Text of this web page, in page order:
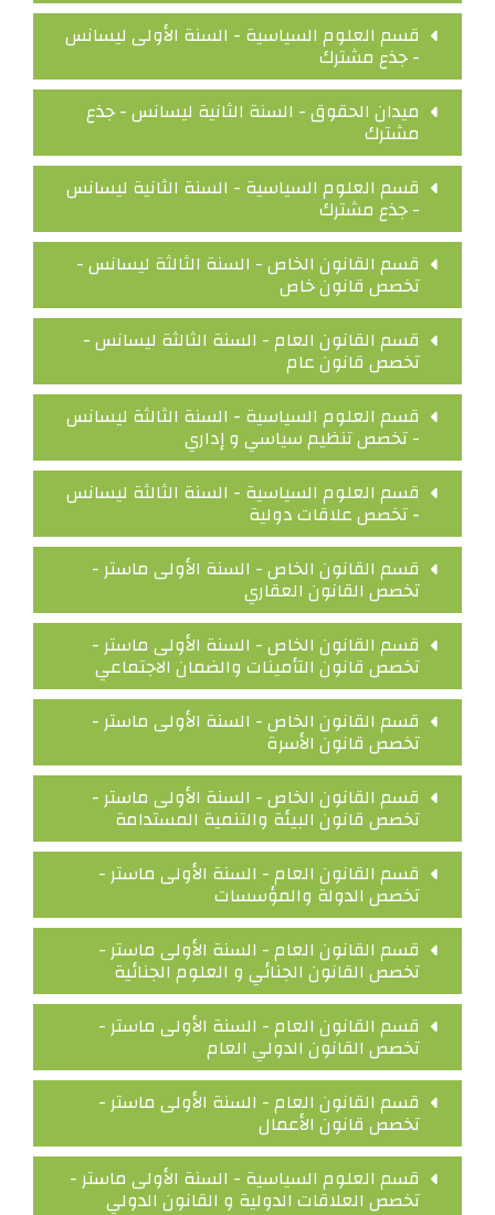
قسم العلوم السياسية - السنة الأولى ليسانس
- جذع مشترك
ميدان الحقوق - السنة الثانية ليسانس - جذع
مشترك
قسم العلوم السياسية - السنة الثانية ليسانس
- جذع مشترك
قسم القانون الخاص - السنة الثالثة ليسانس -
تخصص قانون خاص
قسم القانون العام - السنة الثالثة ليسانس -
تخصص قانون عام
قسم العلوم السياسية - السنة الثالثة ليسانس
- تخصص تنظيم سياسي و إداري
قسم العلوم السياسية - السنة الثالثة ليسانس
- تخصص علاقات دولية
قسم القانون الخاص - السنة الأولى ماستر -
تخصص القانون العقاري
قسم القانون الخاص - السنة الأولى ماستر -
تخصص قانون التأمينات والضمان الاجتماعي
قسم القانون الخاص - السنة الأولى ماستر -
تخصص قانون الأسرة
قسم القانون الخاص - السنة الأولى ماستر -
تخصص قانون البيئة والتنمية المستدامة
قسم القانون العام - السنة الأولى ماستر -
تخصص الدولة والمؤسسات
قسم القانون العام - السنة الأولى ماستر -
تخصص القانون الجنائي و العلوم الجنائية
قسم القانون العام - السنة الأولى ماستر -
تخصص القانون الدولي العام
قسم القانون العام - السنة الأولى ماستر -
تخصص قانون الأعمال
قسم العلوم السياسية - السنة الأولى ماستر -
تخصص العلاقات الدولية و القانون الدولي